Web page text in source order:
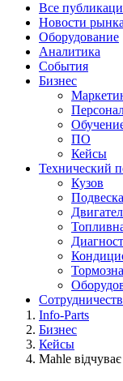
Все
Новости рынка
Оборудование
Аналитика
События
Бизнес
ПО
Кейсы
Технический
Кузов
Info-Parts
Бизнес
Кейсы
Mahle